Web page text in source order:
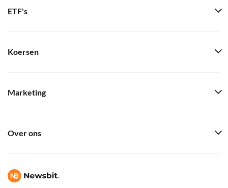
ETF's
Koersen
Marketing
Over ons